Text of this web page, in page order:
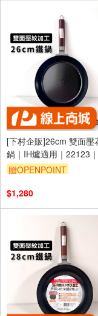
[下村企販]26cm 雙面壓
鍋｜IH爐適用｜22123｜
贈OPENPOINT
$1,280